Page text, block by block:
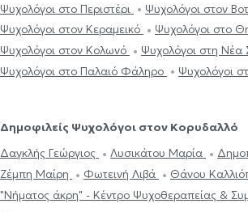
Ψυχολόγοι στο Περιστέρι
Ψυχολόγοι στον
Ψυχολόγοι στον Κεραμεικό
Ψυχολόγοι στο
Ψυχολόγοι στον Κολωνό
Ψυχολόγοι στη Νέα
Ψυχολόγοι στο Παλαιό Φάληρο
Ψυχολόγοι
Δημοφιλείς Ψυχολόγοι στον Κορυδαλλό
Δαγκλής Γεώργιος
Λυσικάτου Μαρία
Ζέμπη Μαίρη
Φωτεινή Λιβά
Θάνου
"Νήματος άκρη" - Κέντρο